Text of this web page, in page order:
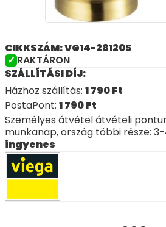
CIKKSZÁM: VG14-281205
RAKTÁRON
SZÁLLÍTÁSI DÍJ:
Házhoz szállítás: 1 790Ft
PostaPont: 1 790Ft
Személyes átvétel átvételi
munkanap, ország többi része:
ingyenes